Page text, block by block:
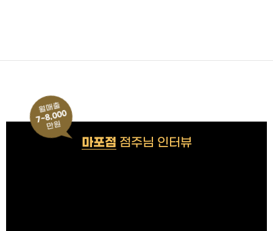
월매출
7~8,000
만원
마포점 점주님 인터뷰